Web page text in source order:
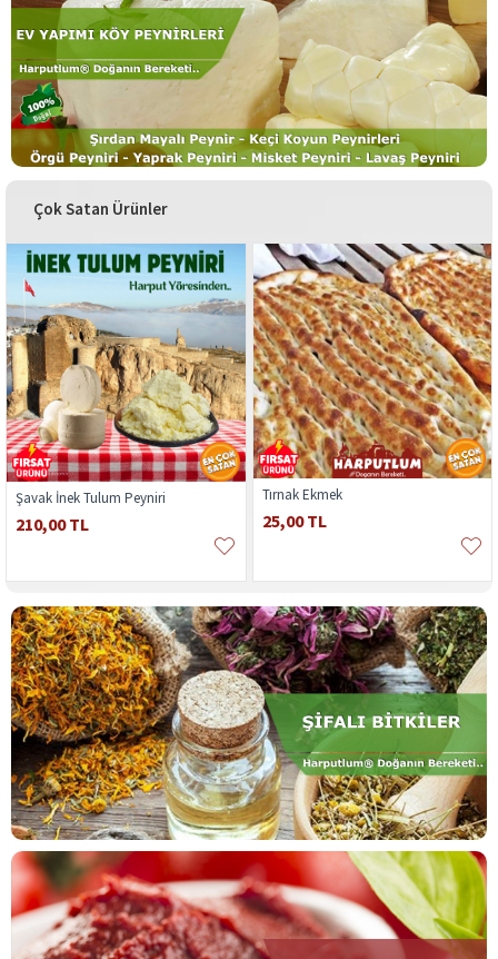
Çok Satan Ürünler
Şavak İnek Tulum Peyniri
210,00 TL
Tırnak Ekmek
25,00 TL